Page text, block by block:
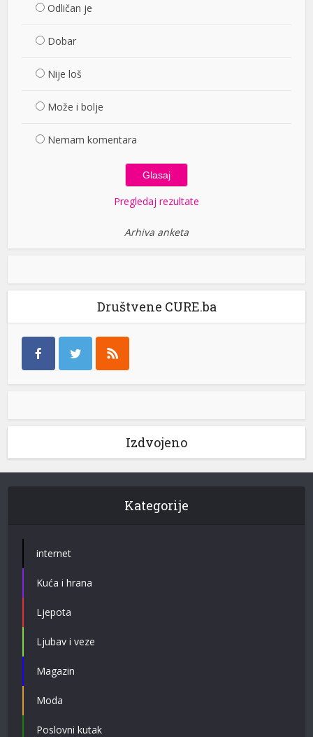
Odličan je
Dobar
Nije loš
Može i bolje
Nemam komentara
Pregledaj rezultate
Arhiva anketa
Društvene CURE.ba
Izdvojeno
Kategorije
internet
Kuća i hrana
Ljepota
Ljubav i veze
Magazin
Moda
Poslovni kutak